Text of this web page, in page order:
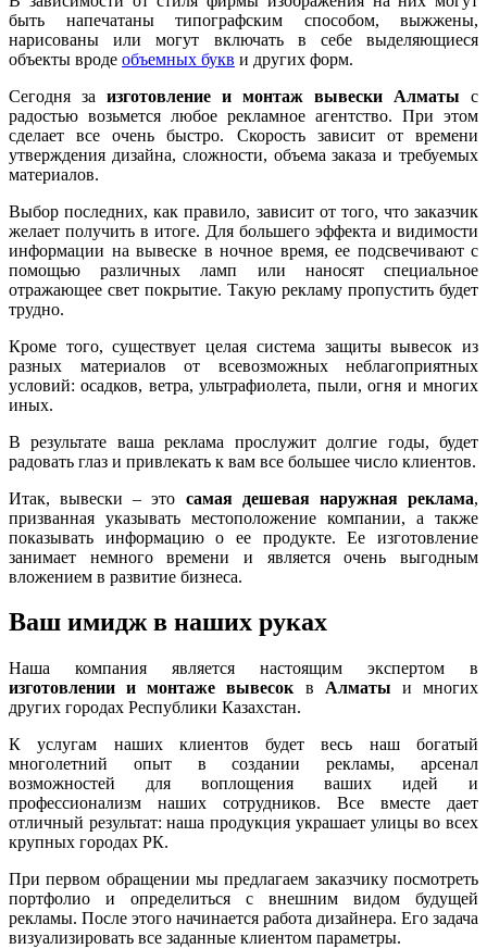
быть напечатаны типографским способом, выжжены,
нарисованы или могут включать в себе выделяющиеся
объекты вроде объемных букв и других форм.
Сегодня за изготовление и монтаж вывески Алматы с
радостью возьмется любое рекламное агентство. При этом
сделает все очень быстро. Скорость зависит от времени
утверждения дизайна, сложности, объема заказа и требуемых
материалов.
Выбор последних, как правило, зависит от того, что заказчик
желает получить в итоге. Для большего эффекта и видимости
информации на вывеске в ночное время, ее подсвечивают с
помощью различных ламп или наносят специальное
отражающее свет покрытие. Такую рекламу пропустить будет
трудно.
Кроме того, существует целая система защиты вывесок из
разных материалов от всевозможных неблагоприятных
условий: осадков, ветра, ультрафиолета, пыли, огня и многих
иных.
В результате ваша реклама прослужит долгие годы, будет
радовать глаз и привлекать к вам все большее число клиентов.
Итак, вывески – это самая дешевая наружная реклама,
призванная указывать местоположение компании, а также
показывать информацию о ее продукте. Ее изготовление
занимает немного времени и является очень выгодным
вложением в развитие бизнеса.
Ваш имидж в наших руках
Наша компания является настоящим экспертом в
изготовлении и монтаже вывесок в Алматы и многих
других городах Республики Казахстан.
К услугам наших клиентов будет весь наш богатый
многолетний опыт в создании рекламы, арсенал
возможностей для воплощения ваших идей и
профессионализм наших сотрудников. Все вместе дает
отличный результат: наша продукция украшает улицы во всех
крупных городах РК.
При первом обращении мы предлагаем заказчику посмотреть
портфолио и определиться с внешним видом будущей
рекламы. После этого начинается работа дизайнера. Его задача
визуализировать все заданные клиентом параметры.